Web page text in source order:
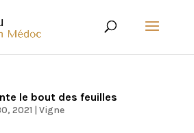
le bout des feuilles
2021 | Vigne